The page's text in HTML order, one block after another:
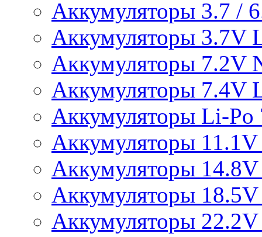
Аккумуляторы 3.7 /
Аккумуляторы 3.7V
Аккумуляторы 7.2V
Аккумуляторы 7.4V
Аккумуляторы Li-Po
Аккумуляторы
Аккумуляторы
Аккумуляторы
Аккумуляторы